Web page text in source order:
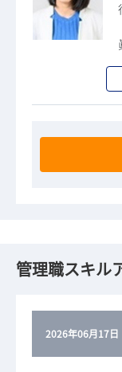
管理職スキル
2026年06月17日